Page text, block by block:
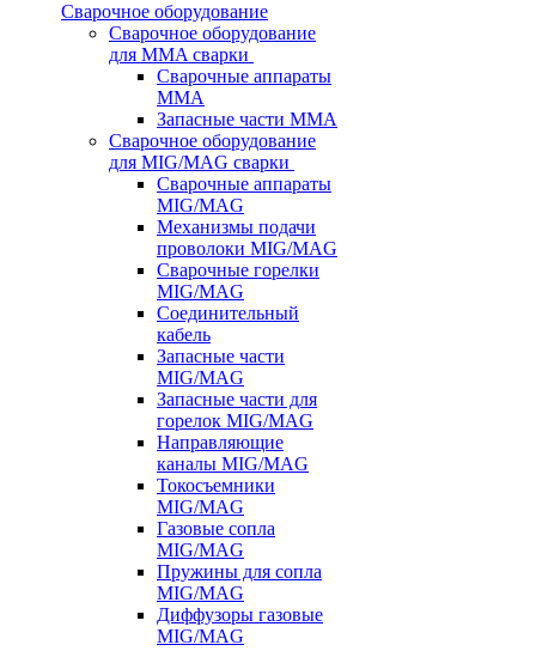
Сварочное оборудование
Сварочное оборудование
для MMA сварки
Сварочные аппараты
MMA
Запасные части MMA
Сварочное оборудование
для MIG/MAG сварки
Сварочные аппараты
MIG/MAG
Механизмы подачи
проволоки MIG/MAG
Сварочные горелки
MIG/MAG
Соединительный
кабель
Запасные части
MIG/MAG
Запасные части для
горелок MIG/MAG
Направляющие
каналы MIG/MAG
Токосъемники
MIG/MAG
Газовые сопла
MIG/MAG
Пружины для сопла
MIG/MAG
Диффузоры газовые
MIG/MAG